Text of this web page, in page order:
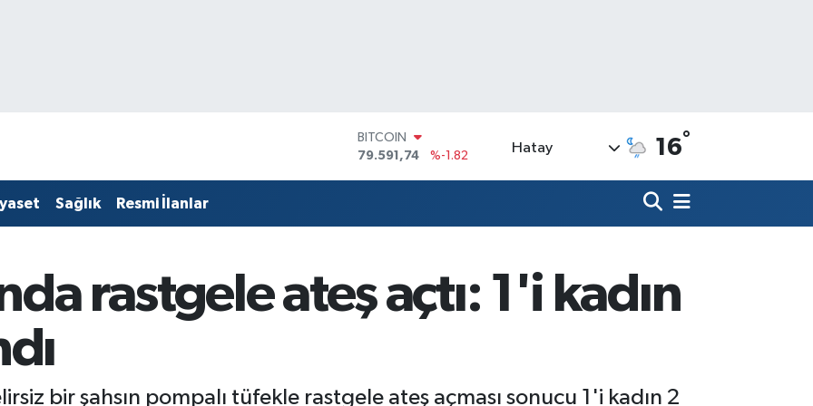
DOLAR
45,43620
%0.02
61,60380
%0.18
BİST100
14.598,00
%0
Hatay 16°
Sağlık Resmi İlanlar
rastgele ateş açtı: 1'i kadın
bir şahsın pompalı tüfekle rastgele ateş açması sonucu 1'i kadın 2